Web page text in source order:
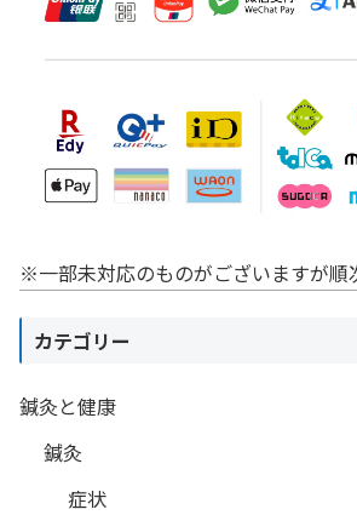
※一部未対応のものがございますが順
カテゴリー
鍼灸と健康
鍼灸
症状